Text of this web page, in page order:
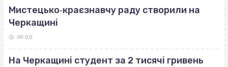
Мистецько‐краєзнавчу раду створили на
Черкащині
09:00
На Черкащині студент за 2 тисячі гривень